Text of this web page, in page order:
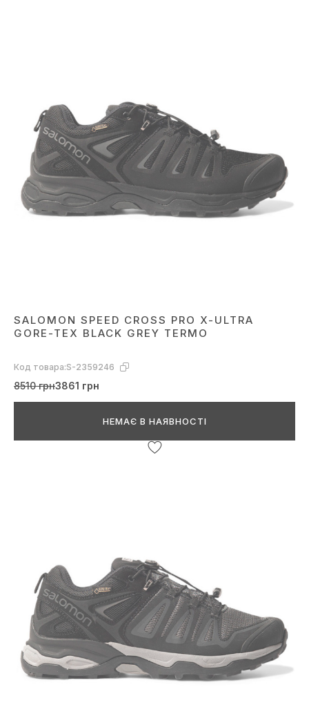
SALOMON SPEED CROSS PRO X-ULTRA
GORE-TEX BLACK GREY TERMO
Код товара:S-2359246
8510 грн3861 грн
НЕМАЄ В НАЯВНОСТІ